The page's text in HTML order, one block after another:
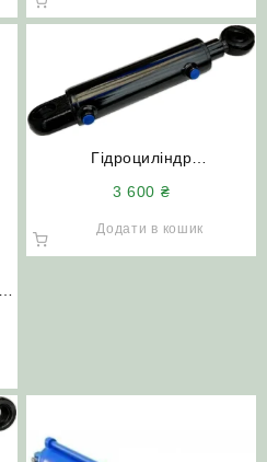
Гідроциліндр
підйому рами КУН (під
3 600 ₴
Додати в кошик